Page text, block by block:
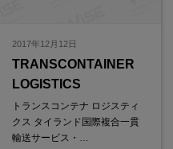
2017年12月12日
TRANSCONTAINER
LOGISTICS
トランスコンテナ ロジスティ
クス タイランド国際複合一貫
輸送サービス・…